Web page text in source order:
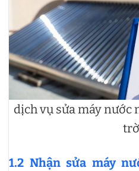
dịch vụ sửa máy nước
1.2 Nhận sửa máy